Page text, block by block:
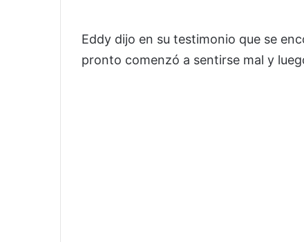
Eddy dijo en su testimonio que se
pronto comenzó a sentirse mal y